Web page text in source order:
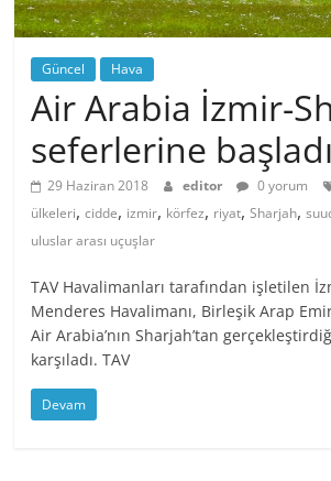
Güncel Hava
Air Arabia İzmir-
seferlerine
29 Haziran 2018 editor 0 yorum
ülkeleri,cidde, izmir, körfez, riyat,Sharjah,
uluslar arası uçuşlar
TAV Havalimanları tarafından işletilen
Menderes Havalimanı, Birleşik Arap
Air Arabia’nın Sharjah’tan
karşıladı. TAV
Devam